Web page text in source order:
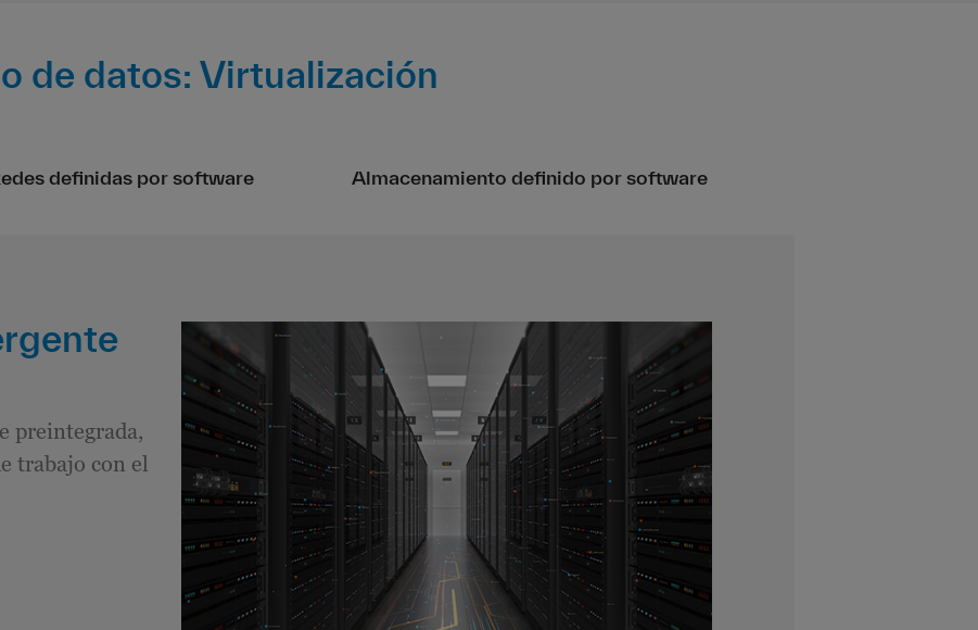
de datos: Virtualización
definidas por software Almacenamiento definido por software
preintegrada,
trabajo con el